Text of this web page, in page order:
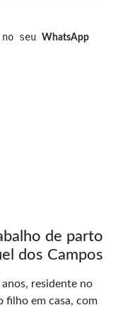
no seu WhatsApp
de parto
dos Campos
residente no
filho em casa, com